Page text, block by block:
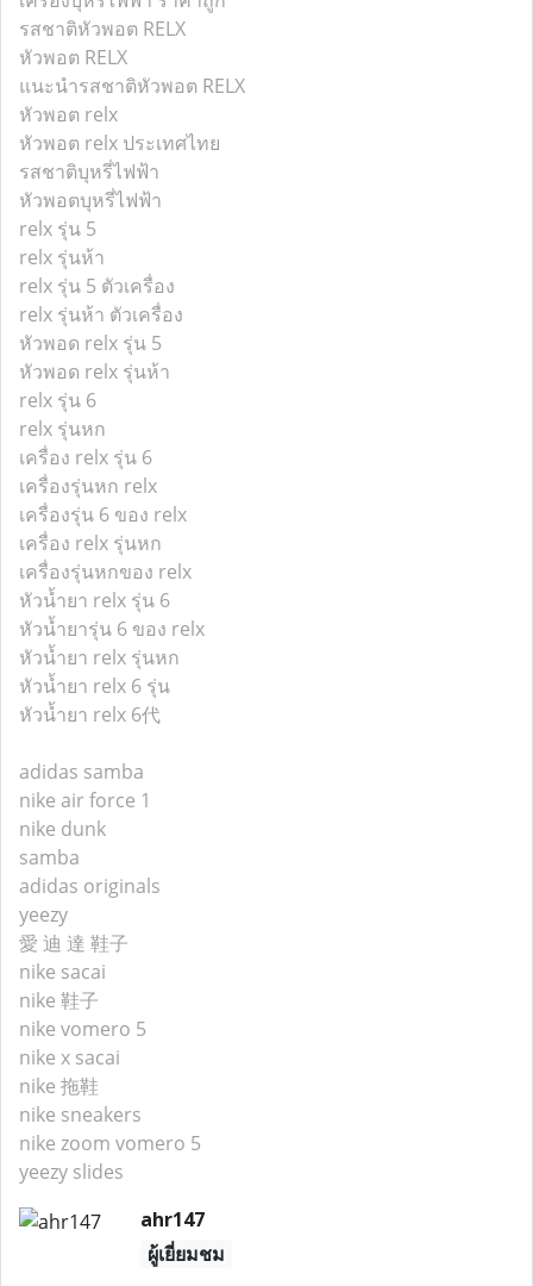
รสชาติหัวพอต RELX
หัวพอต RELX
แนะนำรสชาติหัวพอต RELX
หัวพอต relx
หัวพอต relx ประเทศไทย
รสชาติบุหรี่ไฟฟ้า
หัวพอตบุหรี่ไฟฟ้า
relx รุ่น 5
relx รุ่นห้า
relx รุ่น 5 ตัวเครื่อง
relx รุ่นห้า ตัวเครื่อง
หัวพอด relx รุ่น 5
หัวพอด relx รุ่นห้า
relx รุ่น 6
relx รุ่นหก
เครื่อง relx รุ่น 6
เครื่องรุ่นหก relx
เครื่องรุ่น 6 ของ relx
เครื่อง relx รุ่นหก
เครื่องรุ่นหกของ relx
หัวน้ำยา relx รุ่น 6
หัวน้ำยารุ่น 6 ของ relx
หัวน้ำยา relx รุ่นหก
หัวน้ำยา relx 6 รุ่น
หัวน้ำยา relx 6代
adidas samba
nike air force 1
nike dunk
samba
adidas originals
yeezy
愛 迪 達 鞋子
nike sacai
nike 鞋子
nike vomero 5
nike x sacai
nike 拖鞋
nike sneakers
nike zoom vomero 5
yeezy slides
ahr147
ผู้เยี่ยมชม